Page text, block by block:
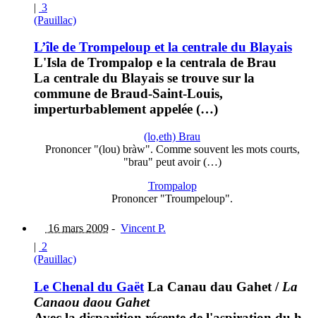
| 3
(Pauillac)
L’île de Trompeloup et la centrale du Blayais
L'Isla de Trompalop e la centrala de Brau
La centrale du Blayais se trouve sur la
commune de Braud-Saint-Louis,
imperturbablement appelée (…)
(lo,eth) Brau
Prononcer "(lou) bràw". Comme souvent les mots courts,
"brau" peut avoir (…)
Trompalop
Prononcer "Troumpeloup".
16 mars 2009 - Vincent P.
| 2
(Pauillac)
Le Chenal du Gaët La Canau dau Gahet / La
Canaou daou Gahet